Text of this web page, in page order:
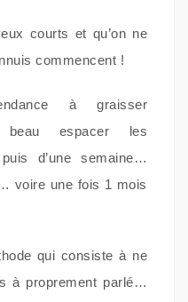
courts et qu’on ne
commencent !
à graisser
espacer les
d’une semaine…
voire une fois 1 mois
qui consiste à ne
à proprement parlé…